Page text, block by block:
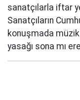
sanatçılarla iftar
Sanatçıların
konuşmada
yasağı sona mı